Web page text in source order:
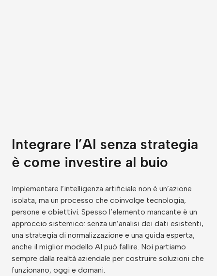
Integrare l’AI senza strategia
è come investire al buio
Implementare l’intelligenza artificiale non è un’azione
isolata, ma un processo che coinvolge tecnologia,
persone e obiettivi. Spesso l’elemento mancante è un
approccio sistemico: senza un’analisi dei dati esistenti,
una strategia di normalizzazione e una guida esperta,
anche il miglior modello AI può fallire. Noi partiamo
sempre dalla realtà aziendale per costruire soluzioni che
funzionano, oggi e domani.